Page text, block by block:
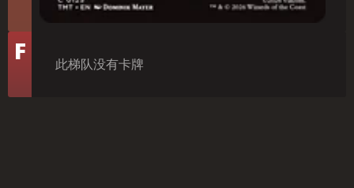
梯
队
F 此梯队没有卡牌